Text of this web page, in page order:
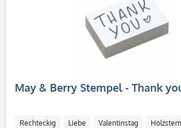
May & Berry Stempel - Thank
Rechteckig Liebe Valentinstag